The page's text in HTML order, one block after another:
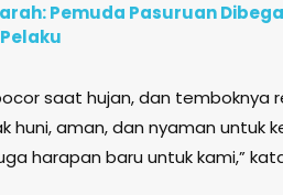
Pemuda Pasuruan
saat hujan, dan temboknya
huni, aman, dan nyaman untuk
harapan baru untuk kami,”